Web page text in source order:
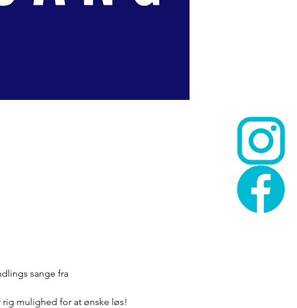
sange fra
mulighed for at ønske løs!